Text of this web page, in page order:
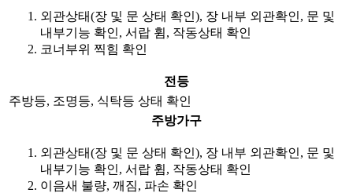
외관상태(장 및 문 상태 확인), 장 내부 외관확인, 문 및
내부기능 확인, 서랍 휨, 작동상태 확인
코너부위 찍힘 확인
전등
주방등, 조명등, 식탁등 상태 확인
주방가구
외관상태(장 및 문 상태 확인), 장 내부 외관확인, 문 및
내부기능 확인, 서랍 휨, 작동상태 확인
이음새 불량, 깨짐, 파손 확인